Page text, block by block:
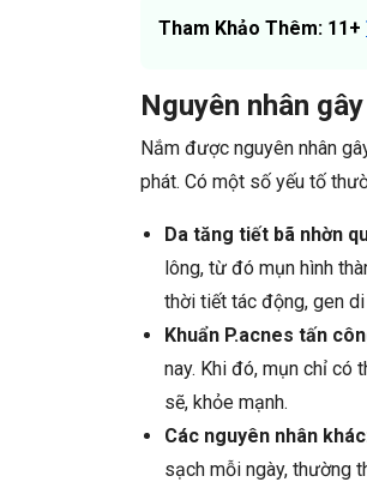
Tham Khảo Thêm: 11+
Nguyên nhân
Nắm được nguyên nhân
phát. Có một số yếu tố
Da tăng tiết bã nhờn
lông, từ đó mụn hình
thời tiết tác động, gen di
Khuẩn P.acnes tấn
nay. Khi đó, mụn chỉ có
sẽ, khỏe mạnh.
Các nguyên nhân
sạch mỗi ngày, thường